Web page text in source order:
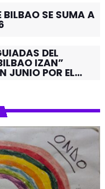
BILBAO SE SUMA A
DEL
IZAN”
JUNIO POR EL